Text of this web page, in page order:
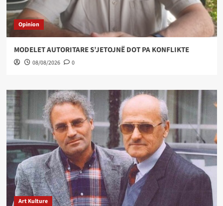
Opinion
MODELET AUTORITARE S’JETOJNË DOT PA KONFLIKTE
08/08/2026 0
Art Kulture